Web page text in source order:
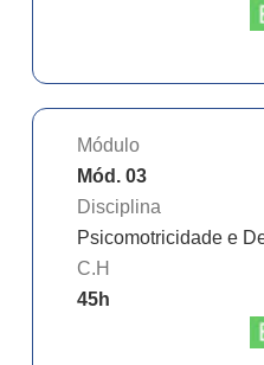
Módulo
Mód. 03
Disciplina
Psicomotricidade e
C.H
45h